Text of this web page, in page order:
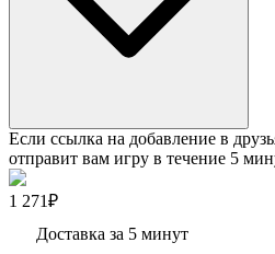
Если ссылка на добавление в
отправит вам игру в течение 5
1 271₽
Доставка за 5 минут